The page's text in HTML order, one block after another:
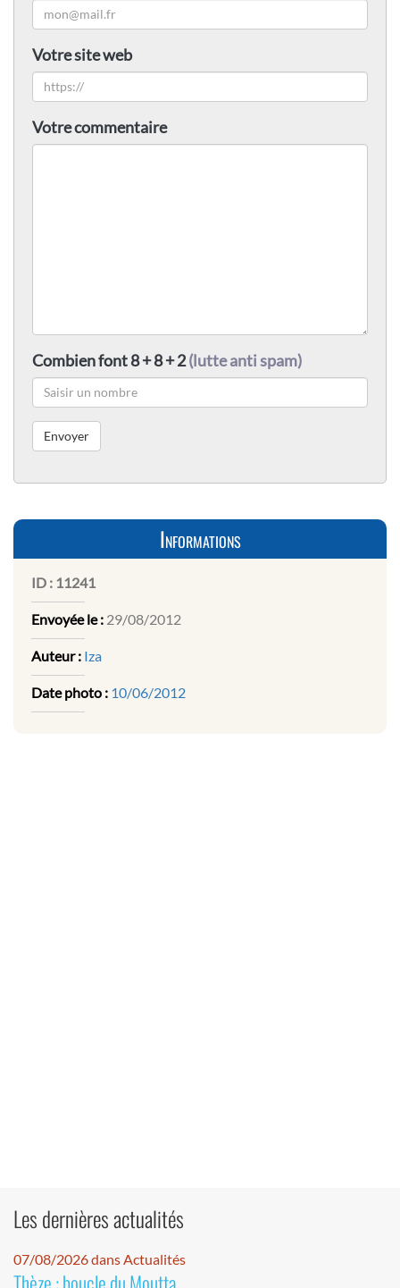
Votre site web
Votre commentaire
Combien font 8 + 8 + 2(lutte anti spam)
Informations
ID : 11241
Envoyée le : 29/08/2012
Auteur : Iza
Date photo : 10/06/2012
Les dernières actualités
07/08/2026 dans Actualités